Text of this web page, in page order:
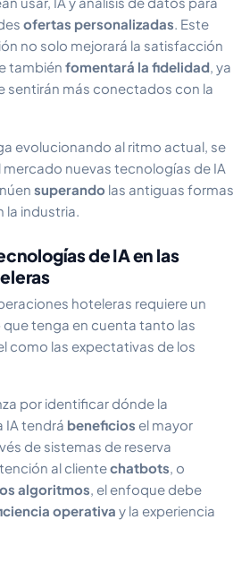
ofertas personalizadas. Este
no solo mejorará la satisfacción
también fomentará la fidelidad, ya
sentirán más conectados con la
evolucionando al ritmo actual, se
mercado nuevas tecnologías de IA
superando las antiguas formas
industria.
de IA en las
hoteleras requiere un
que tenga en cuenta tanto las
como las expectativas de los
por identificar dónde la
IA tendrá beneficios el mayor
de sistemas de reserva
al clientechatbots, o
algoritmos, el enfoque debe
operativa y la experiencia